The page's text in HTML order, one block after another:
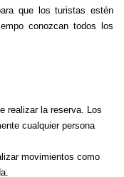
que los turistas estén
conozcan todos los
realizar la reserva. Los
cualquier persona
movimientos como